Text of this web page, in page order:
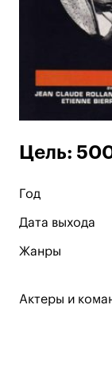
Цель:
Год
Дата выхода
Жанры
Актеры и